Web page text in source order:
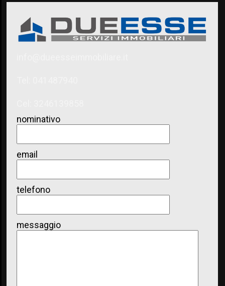
nominativo
email
telefono
messaggio